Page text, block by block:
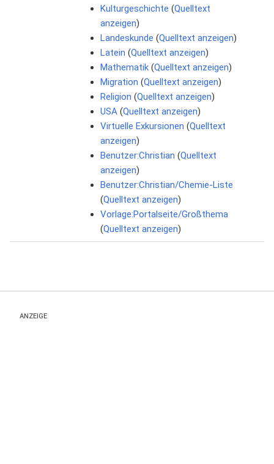
Kulturgeschichte (Quelltext
anzeigen)
Landeskunde (Quelltext anzeigen)
Latein (Quelltext anzeigen)
Mathematik (Quelltext anzeigen)
Migration (Quelltext anzeigen)
Religion (Quelltext anzeigen)
USA (Quelltext anzeigen)
Virtuelle Exkursionen (Quelltext
anzeigen)
Benutzer:Christian (Quelltext
anzeigen)
Benutzer:Christian/Chemie-Liste
(Quelltext anzeigen)
Vorlage:Portalseite/Großthema
(Quelltext anzeigen)
ANZEIGE